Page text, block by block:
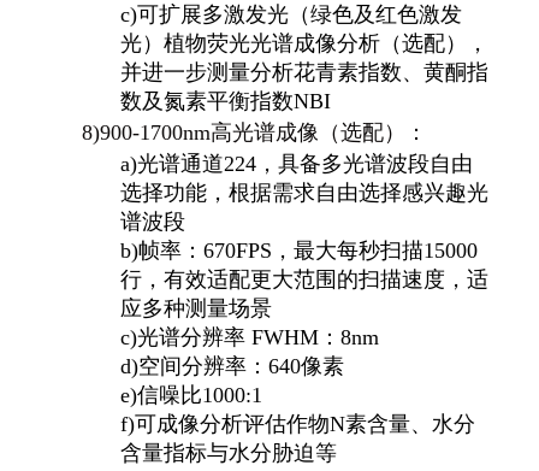
c)可扩展多激发光（绿色及红色激发
光）植物荧光光谱成像分析（选配），
并进一步测量分析花青素指数、黄酮指
数及氮素平衡指数NBI
8)900-1700nm高光谱成像（选配）：
a)光谱通道224，具备多光谱波段自由
选择功能，根据需求自由选择感兴趣光
谱波段
b)帧率：670FPS，最大每秒扫描15000
行，有效适配更大范围的扫描速度，适
应多种测量场景
c)光谱分辨率 FWHM：8nm
d)空间分辨率：640像素
e)信噪比1000:1
f)可成像分析评估作物N素含量、水分
含量指标与水分胁迫等